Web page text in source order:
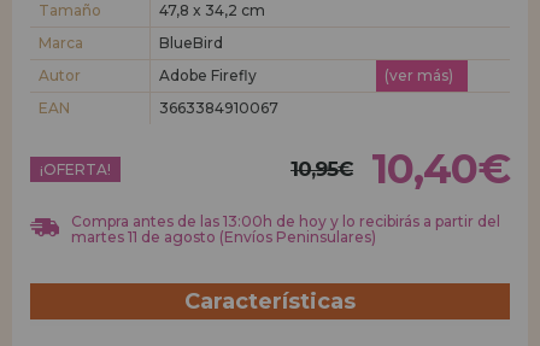
¿Eres Profesional o Empresa?. ¿Quieres vender en tu negocio
condiciones de ventas con descuentos especiales para la distribución.
¡Adelante! Te estábamos esperando.
Tamaño
47,8 x 34,2 cm
Marca
BlueBird
Autor
Adobe Firefly
(ver más)
EAN
3663384910067
¡OFERTA! 10,95€ 10,40€
Compra antes de las 13:00h de hoy y lo recibirás a partir del
martes 11 de agosto (Envíos Peninsulares)
Características